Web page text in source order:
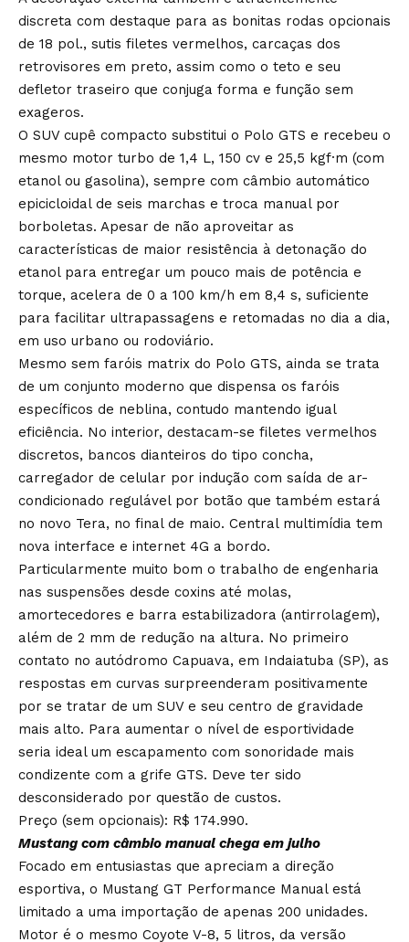
discreta com destaque para as bonitas rodas opcionais
de 18 pol., sutis filetes vermelhos, carcaças dos
retrovisores em preto, assim como o teto e seu
defletor traseiro que conjuga forma e função sem
exageros.
O SUV cupê compacto substitui o Polo GTS e recebeu o
mesmo motor turbo de 1,4 L, 150 cv e 25,5 kgf·m (com
etanol ou gasolina), sempre com câmbio automático
epicicloidal de seis marchas e troca manual por
borboletas. Apesar de não aproveitar as
características de maior resistência à detonação do
etanol para entregar um pouco mais de potência e
torque, acelera de 0 a 100 km/h em 8,4 s, suficiente
para facilitar ultrapassagens e retomadas no dia a dia,
em uso urbano ou rodoviário.
Mesmo sem faróis matrix do Polo GTS, ainda se trata
de um conjunto moderno que dispensa os faróis
específicos de neblina, contudo mantendo igual
eficiência. No interior, destacam-se filetes vermelhos
discretos, bancos dianteiros do tipo concha,
carregador de celular por indução com saída de ar-
condicionado regulável por botão que também estará
no novo Tera, no final de maio. Central multimídia tem
nova interface e internet 4G a bordo.
Particularmente muito bom o trabalho de engenharia
nas suspensões desde coxins até molas,
amortecedores e barra estabilizadora (antirrolagem),
além de 2 mm de redução na altura. No primeiro
contato no autódromo Capuava, em Indaiatuba (SP), as
respostas em curvas surpreenderam positivamente
por se tratar de um SUV e seu centro de gravidade
mais alto. Para aumentar o nível de esportividade
seria ideal um escapamento com sonoridade mais
condizente com a grife GTS. Deve ter sido
desconsiderado por questão de custos.
Preço (sem opcionais): R$ 174.990.
Mustang com câmbio manual chega em julho
Focado em entusiastas que apreciam a direção
esportiva, o Mustang GT Performance Manual está
limitado a uma importação de apenas 200 unidades.
Motor é o mesmo Coyote V-8, 5 litros, da versão